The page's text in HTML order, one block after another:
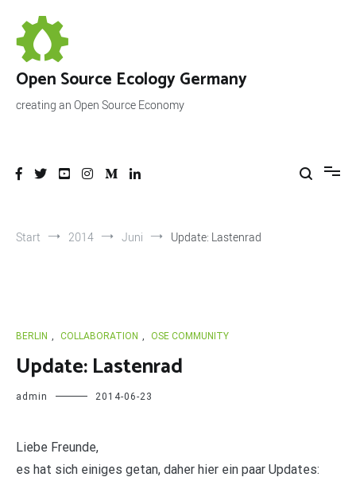
Inhalt
springen
Open Source Ecology Germany
creating an Open Source Economy
Start 2014 Juni Update: Lastenrad
BERLIN , COLLABORATION , OSE COMMUNITY
Update: Lastenrad
admin 2014-06-23
Liebe Freunde,
es hat sich einiges getan, daher hier ein paar Updates: